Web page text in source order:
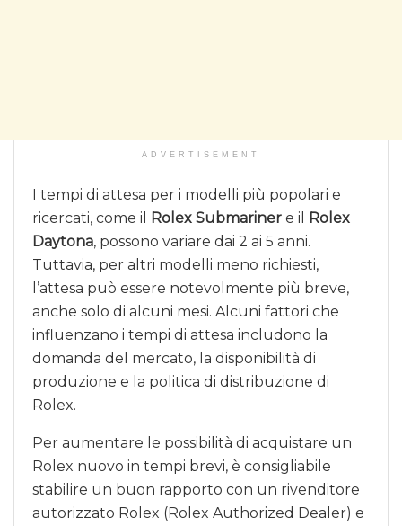
ADVERTISEMENT
I tempi di attesa per i modelli più popolari e
ricercati, come il
Rolex Submariner e il
Rolex
Daytona, possono variare dai 2 ai 5 anni.
Tuttavia, per altri modelli meno richiesti,
l’attesa può essere notevolmente più breve,
anche solo di alcuni mesi. Alcuni fattori che
influenzano i tempi di attesa includono la
domanda del mercato, la disponibilità di
produzione e la politica di distribuzione di
Rolex.
Per aumentare le possibilità di acquistare un
Rolex nuovo in tempi brevi, è consigliabile
stabilire un buon rapporto con un rivenditore
autorizzato Rolex (Rolex Authorized Dealer) e